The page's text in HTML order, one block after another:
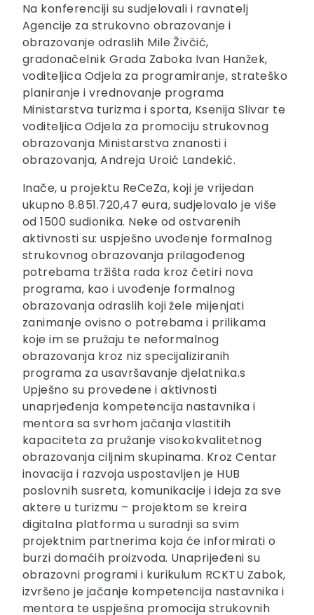
Na konferenciji su sudjelovali i ravnatelj
Agencije za strukovno obrazovanje i
obrazovanje odraslih Mile Živčić,
gradonačelnik Grada Zaboka Ivan Hanžek,
voditeljica Odjela za programiranje, strateško
planiranje i vrednovanje programa
Ministarstva turizma i sporta, Ksenija Slivar te
voditeljica Odjela za promociju strukovnog
obrazovanja Ministarstva znanosti i
obrazovanja, Andreja Uroić Landekić.
Inače, u projektu ReCeZa, koji je vrijedan
ukupno 8.851.720,47 eura, sudjelovalo je više
od 1500 sudionika. Neke od ostvarenih
aktivnosti su: uspješno uvođenje formalnog
strukovnog obrazovanja prilagođenog
potrebama tržišta rada kroz četiri nova
programa, kao i uvođenje formalnog
obrazovanja odraslih koji žele mijenjati
zanimanje ovisno o potrebama i prilikama
koje im se pružaju te neformalnog
obrazovanja kroz niz specijaliziranih
programa za usavršavanje djelatnika.s
Upješno su provedene i aktivnosti
unaprjeđenja kompetencija nastavnika i
mentora sa svrhom jačanja vlastitih
kapaciteta za pružanje visokokvalitetnog
obrazovanja ciljnim skupinama. Kroz Centar
inovacija i razvoja uspostavljen je HUB
poslovnih susreta, komunikacije i ideja za sve
aktere u turizmu – projektom se kreira
digitalna platforma u suradnji sa svim
projektnim partnerima koja će informirati o
burzi domaćih proizvoda. Unaprijeđeni su
obrazovni programi i kurikulum RCKTU Zabok,
izvršeno je jačanje kompetencija nastavnika i
mentora te uspješna promocija strukovnih